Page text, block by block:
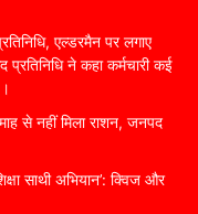
एल्डरमैन पर लगाए
ने कहा कर्मचारी कई
से नहीं मिला राशन, जनपद
साथी अभियान’: क्विज और